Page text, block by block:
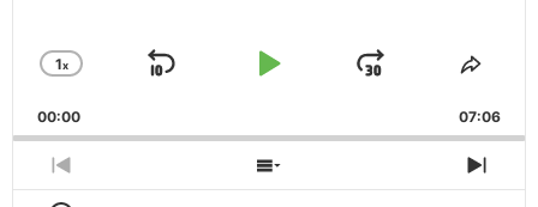
Change
Rate
1x
Skip
Play
Jump
Forward
Share
00:00 07:06
Previous
Episode
Show
Episodes
Next